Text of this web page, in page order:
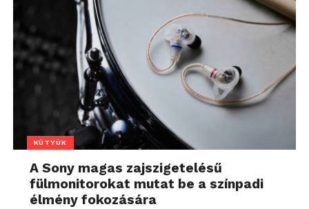
KÜTYÜK
A Sony magas zajszigetelésű
fülmonitorokat mutat be a színpadi
élmény fokozására